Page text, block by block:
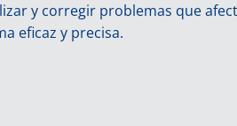
y corregir problemas que
eficaz y precisa.